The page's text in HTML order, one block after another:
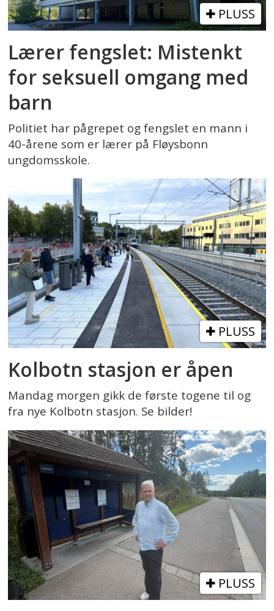
PLUSS
Lærer fengslet: Mistenkt
for seksuell omgang med
barn
Politiet har pågrepet og fengslet en mann i
40-årene som er lærer på Fløysbonn
ungdomsskole.
PLUSS
Kolbotn stasjon er åpen
Mandag morgen gikk de første togene til og
fra nye Kolbotn stasjon. Se bilder!
PLUSS